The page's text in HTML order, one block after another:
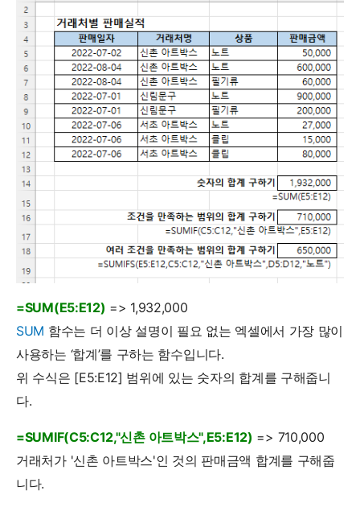
=SUM(E5:E12) => 1,932,000
SUM 함수는 더 이상 설명이 필요 없는 엑셀에서 가장 많이
사용하는 ‘합계’를 구하는 함수입니다.
위 수식은 [E5:E12] 범위에 있는 숫자의 합계를 구해줍니
다.
=SUMIF(C5:C12,"신촌 아트박스",E5:E12) => 710,000
거래처가 '신촌 아트박스'인 것의 판매금액 합계를 구해줍
니다.